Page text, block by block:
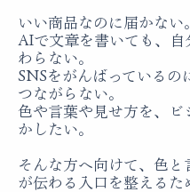
いい商品なのに届かない
AIで文章を書いても、自
わらない。
SNSをがんばっているの
つながらない。
色や言葉や見せ方を、ビ
かしたい。
そんな方へ向けて、色と
が伝わる入口を整えるた